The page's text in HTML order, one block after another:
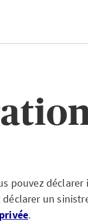
pouvez
un
.